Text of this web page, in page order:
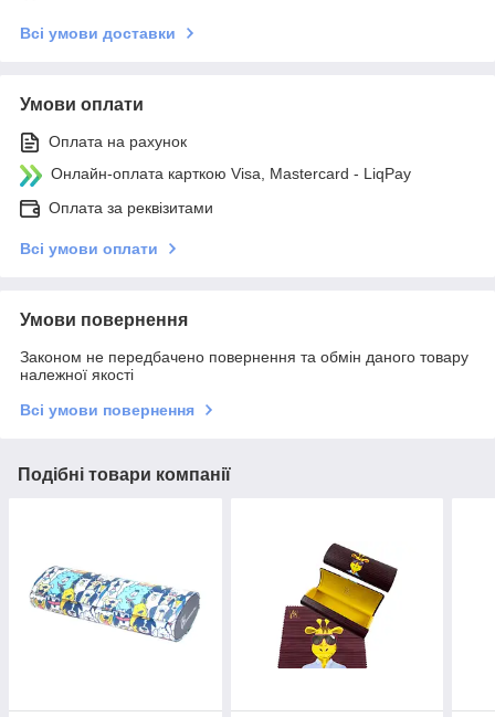
Всі умови доставки
Умови оплати
Оплата на рахунок
Онлайн-оплата карткою Visa, Mastercard - LiqPay
Оплата за реквізитами
Всі умови оплати
Умови повернення
Законом не передбачено повернення та обмін даного товару
належної якості
Всі умови повернення
Подібні товари компанії